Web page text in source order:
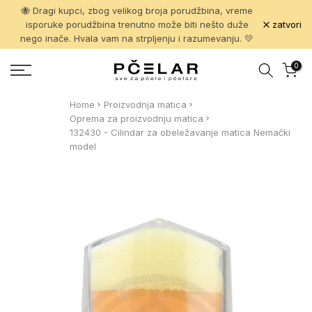
Pređi
sadržaj
🐝 Dragi kupci, zbog velikog broja porudžbina, vreme
isporuke porudžbina trenutno može biti nešto duže
nego inače. Hvala vam na strpljenju i razumevanju. 💛
zatvori
0
Home
Proizvodnja matica
Oprema za proizvodnju matica
132430 - Cilindar za obeležavanje matica Nemački
model